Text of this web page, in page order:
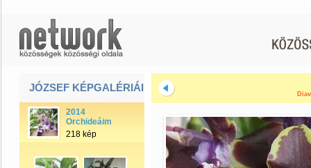
JÓZSEF KÉPGALÉRIÁI
2014
Orchideáim
218 kép